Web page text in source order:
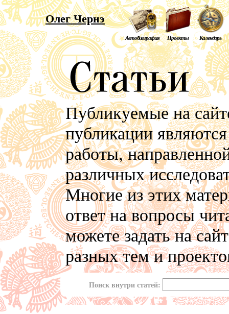
Олег Чернэ
Автобиография Проекты Календарь
Публикуемые на
публикации
работы,
различных
Многие из этих
ответ на вопросы
можете задать на
разных тем и
Поиск внутри статей: